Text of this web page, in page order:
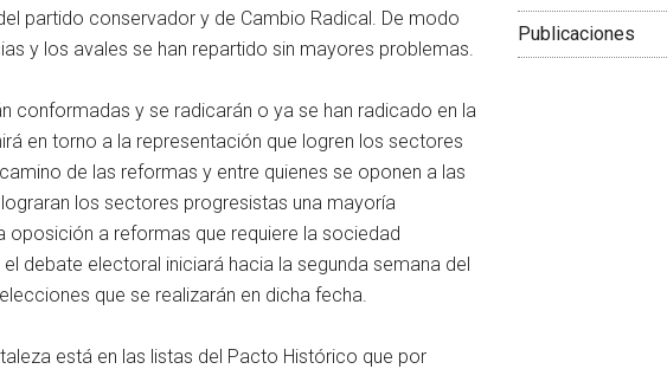
partido conservador y de Cambio Radical. De modo
y los avales se han repartido sin mayores problemas.
conformadas y se radicarán o ya se han radicado en la
en torno a la representación que logren los sectores
de las reformas y entre quienes se oponen a las
los sectores progresistas una mayoría
a reformas que requiere la sociedad
debate electoral iniciará hacia la segunda semana del
que se realizarán en dicha fecha.
está en las listas del Pacto Histórico que por
Publicaciones